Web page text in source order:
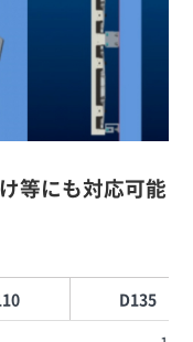
等にも対応可能
D135